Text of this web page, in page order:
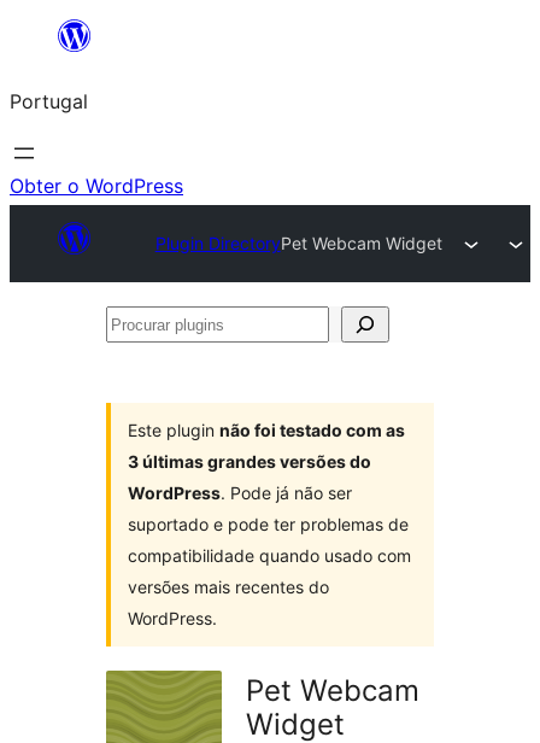
Saltar
o
conteúdo
Portugal
Obter o WordPress
Plugin DirectoryPet Webcam Widget
Procurar
Este plugin não foi testado com as
3 últimas grandes versões do
WordPress. Pode já não ser
suportado e pode ter problemas de
compatibilidade quando usado com
versões mais recentes do
WordPress.
Pet Webcam
Widget